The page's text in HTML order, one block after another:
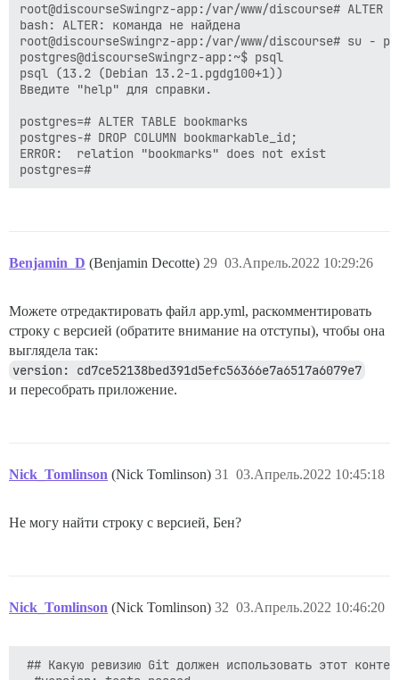
root@discourseSwingrz-app:/var/www/discourse# ALTER
bash: ALTER: команда не найдена
root@discourseSwingrz-app:/var/www/discourse# su -
postgres@discourseSwingrz-app:~$ psql
psql (13.2 (Debian 13.2-1.pgdg100+1))
Введите "help" для справки.
postgres=# ALTER TABLE bookmarks
postgres-# DROP COLUMN bookmarkable_id;
ERROR:  relation "bookmarks" does not exist
Benjamin_D (Benjamin Decotte) 03.Апрель.2022 10:29:26
29
Можете отредактировать файл app.yml, раскомментировать
строку с версией (обратите внимание на отступы), чтобы она
выглядела так:
version: cd7ce52138bed391d5efc56366e7a6517a6079e7
и пересобрать приложение.
Nick_Tomlinson (Nick Tomlinson) 03.Апрель.2022 10:45:18
31
Не могу найти строку с версией, Бен?
Nick_Tomlinson (Nick Tomlinson) 03.Апрель.2022 10:46:20
32
## Какую ревизию Git должен использовать этот